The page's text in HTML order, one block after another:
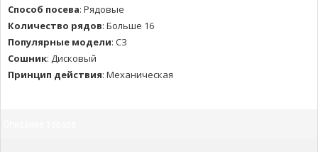
Способ посева: Рядовые
Количество рядов: Больше 16
Популярные модели: СЗ
Сошник: Дисковый
Принцип действия: Механическая